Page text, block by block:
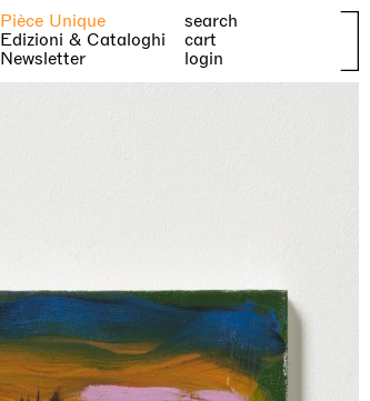
Pièce Unique
Edizioni & Cataloghi
Newsletter
search
cart
login